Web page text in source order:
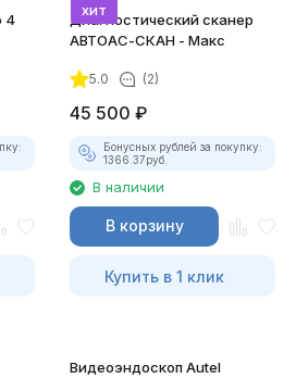
4
хит
Диагностический сканер
АВТОАС-СКАН - Макс
5.0 (2)
45 500 ₽
Бонусных рублей за покупку:
1366.37руб.
В наличии
В корзину
Купить в 1 клик
Видеоэндоскоп Autel